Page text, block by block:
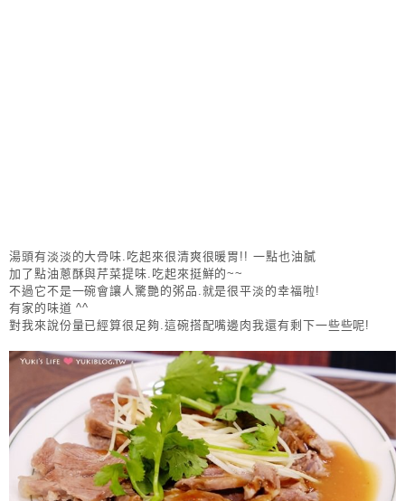
湯頭有淡淡的大骨味.吃起來很清爽很暖胃!! 一點也油膩
加了點油蔥酥與芹菜提味.吃起來挺鮮的~~
不過它不是一碗會讓人驚艷的粥品.就是很平淡的幸福啦!
有家的味道 ^^
對我來說份量已經算很足夠.這碗搭配嘴邊肉我還有剩下一些些呢!